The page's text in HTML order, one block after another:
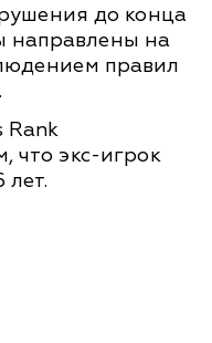
до конца
направлены на
правил
Rank
что экс-игрок
лет.